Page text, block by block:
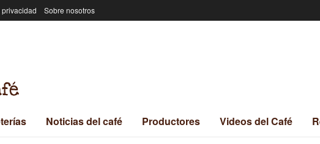
Sobre nosotros
Noticias del café Productores Videos del Café